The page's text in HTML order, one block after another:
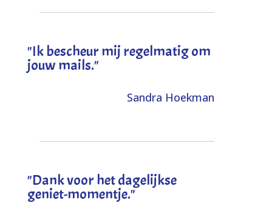
"Ik bescheur mij regelmatig om
jouw mails."
Sandra Hoekman
"Dank voor het dagelijkse
geniet-momentje."